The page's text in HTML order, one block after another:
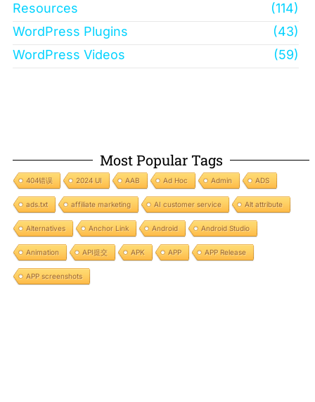
Resources
(114)
WordPress Plugins
(43)
WordPress Videos
(59)
Most Popular Tags
404错误 2024 UI AAB Ad Hoc Admin ADS
ads.txt affiliate marketing AI customer service Alt attribute
Alternatives Anchor Link Android Android Studio
Animation API提交 APK APP APP Release
APP screenshots